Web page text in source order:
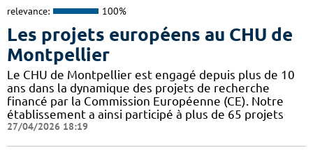
relevance: 100%
Les projets européens au CHU de
Montpellier
Le CHU de Montpellier est engagé depuis plus de 10
ans dans la dynamique des projets de recherche
financé par la Commission Européenne (CE). Notre
établissement a ainsi participé à plus de 65 projets
27/04/2026 18:19